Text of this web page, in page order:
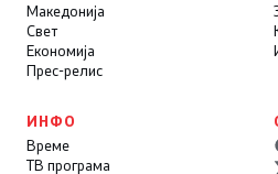
Македонија
Свет
Економија
Прес-релис
ИНФО
Време
ТВ програма